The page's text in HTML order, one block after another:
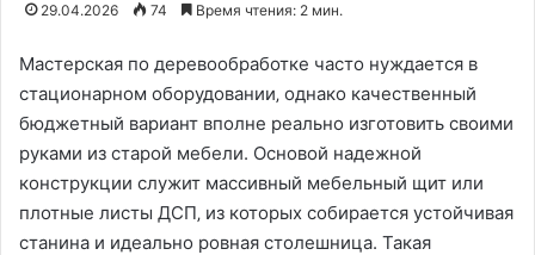
29.04.2026 74 Время чтения: 2 мин.
Мастерская по деревообработке часто нуждается в
стационарном оборудовании‚ однако качественный
бюджетный вариант вполне реально изготовить своими
руками из старой мебели. Основой надежной
конструкции служит массивный мебельный щит или
плотные листы ДСП‚ из которых собирается устойчивая
станина и идеально ровная столешница. Такая